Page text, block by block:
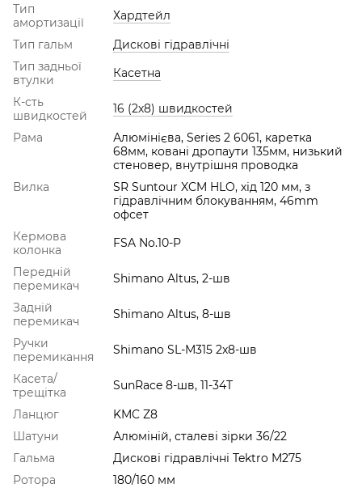
Тип
амортизації
Хардтейл
Тип гальм
Дискові гідравлічні
Тип задньої
втулки
Касетна
К-сть
швидкостей
16 (2х8) швидкостей
Рама
Алюмінієва, Series 2 6061, каретка
68мм, ковані дропаути 135мм, низький
стеновер, внутрішня проводка
Вилка
SR Suntour XCM HLO, хід 120 мм, з
гідравлічним блокуванням, 46mm
офсет
Кермова
колонка
FSA No.10-P
Передній
перемикач
Shimano Altus, 2-шв
Задній
перемикач
Shimano Altus, 8-шв
Ручки
перемикання
Shimano SL-M315 2x8-шв
Касета/
трещітка
SunRace 8-шв, 11-34T
Ланцюг
KMC Z8
Шатуни
Алюміній, сталеві зірки 36/22
Гальма
Дискові гідравлічні Tektro M275
Ротора
180/160 мм